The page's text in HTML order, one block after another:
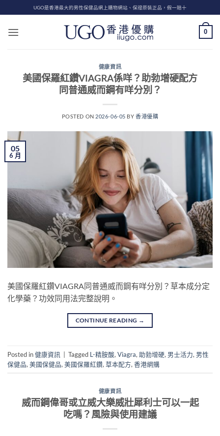
to
content
UGO是香港最大的男性保健品網上購物網站、保證原裝正品，假一賠十
0
健康資訊
美國保羅紅鑽VIAGRA係咩？助勃增硬配方
同普通威而鋼有咩分別？
POSTED ON 2026-06-05 BY香港優購
05
6 月
美國保羅紅鑽VIAGRA同普通威而鋼有咩分別？草本成分定
化學藥？功效同用法完整說明。
CONTINUE READING →
Posted in健康資訊 Tagged L-精胺酸, Viagra, 助勃增硬, 男士活力, 男性
保健品, 美國保健品, 美國保羅紅鑽, 草本配方, 香港網購
健康資訊
威而鋼偉哥或立威大樂威壯犀利士可以一起
吃嗎？風險與使用建議